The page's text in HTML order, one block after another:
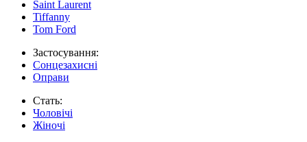
Saint Laurent
Tiffanny
Tom Ford
Застосування:
Сонцезахисні
Оправи
Стать:
Чоловічі
Жіночі